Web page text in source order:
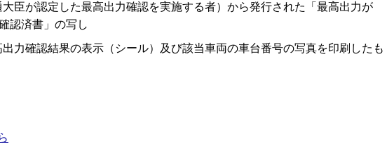
臣が認定した最高出力確認を実施する者）から発行された「最高出力が
認済書」の写し
力確認結果の表示（シール）及び該当車両の車台番号の写真を印刷したも